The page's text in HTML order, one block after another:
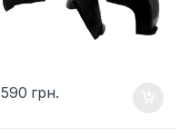
590 грн.